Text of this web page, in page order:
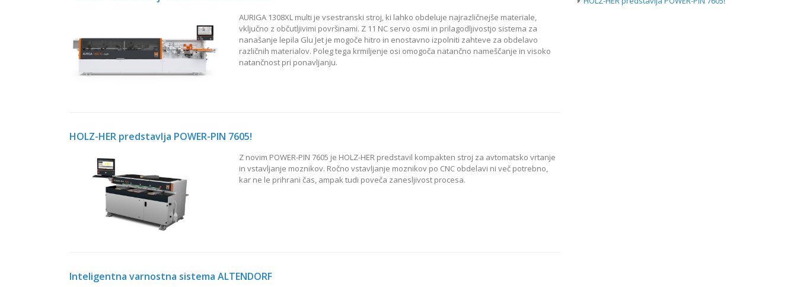
AURIGA 1308XL multi je vsestranski stroj, ki lahko obdeluje najrazličnejše materiale,
vključno z občutljivimi površinami. Z 11 NC servo osmi in prilagodljivostjo sistema za
nanašanje lepila Glu Jet je mogoče hitro in enostavno izpolniti zahteve za obdelavo
različnih materialov. Poleg tega krmiljenje osi omogoča natančno nameščanje in visoko
natančnost pri ponavljanju.
HOLZ-HER predstavlja POWER-PIN 7605!
Z novim POWER-PIN 7605 je HOLZ-HER predstavil kompakten stroj za avtomatsko vrtanje
in vstavljanje moznikov. Ročno vstavljanje moznikov po CNC obdelavi ni več potrebno,
kar ne le prihrani čas, ampak tudi poveča zanesljivost procesa.
Inteligentna varnostna sistema ALTENDORF